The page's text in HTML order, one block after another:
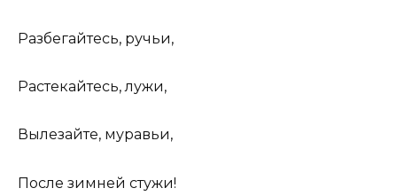
Разбегайтесь, ручьи,
Растекайтесь, лужи,
Вылезайте, муравьи,
После зимней стужи!